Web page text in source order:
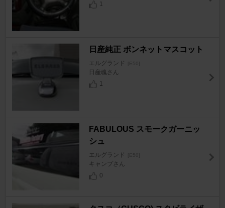
1
日産純正 ボンネットマスコット
エルグランド [E50]
日産魂さん
1
FABULOUS スモークガーニッ
シュ
エルグランド [E50]
キャンプさん
0